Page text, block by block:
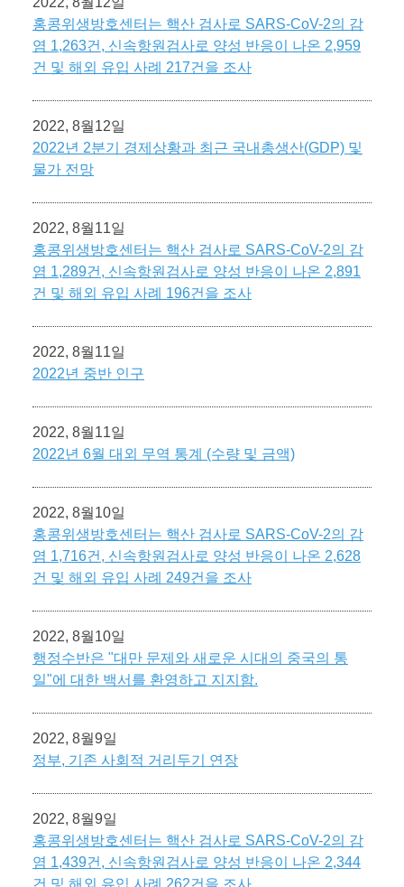
홍콩위생방호센터는 핵산 검사로 SARS-CoV-2의 감
염 1,263건, 신속항원검사로 양성 반응이 나온 2,959
건 및 해외 유입 사례 217건을 조사
2022, 8월12일
2022년 2분기 경제상황과 최근 국내총생산(GDP) 및
물가 전망
2022, 8월11일
홍콩위생방호센터는 핵산 검사로 SARS-CoV-2의 감
염 1,289건, 신속항원검사로 양성 반응이 나온 2,891
건 및 해외 유입 사례 196건을 조사
2022, 8월11일
2022년 중반 인구
2022, 8월11일
2022년 6월 대외 무역 통계 (수량 및 금액)
2022, 8월10일
홍콩위생방호센터는 핵산 검사로 SARS-CoV-2의 감
염 1,716건, 신속항원검사로 양성 반응이 나온 2,628
건 및 해외 유입 사례 249건을 조사
2022, 8월10일
행정수반은 "대만 문제와 새로운 시대의 중국의 통
일"에 대한 백서를 환영하고 지지함.
2022, 8월9일
정부, 기존 사회적 거리두기 연장
2022, 8월9일
홍콩위생방호센터는 핵산 검사로 SARS-CoV-2의 감
염 1,439건, 신속항원검사로 양성 반응이 나온 2,344